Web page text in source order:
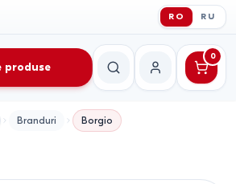
RO RU
produse
CăutareContul meu
0
Branduri Borgio